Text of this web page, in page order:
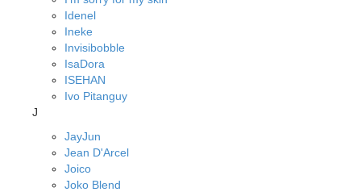
Idenel
Ineke
Invisibobble
IsaDora
ISEHAN
Ivo Pitanguy
J
JayJun
Jean D'Arcel
Joico
Joko Blend